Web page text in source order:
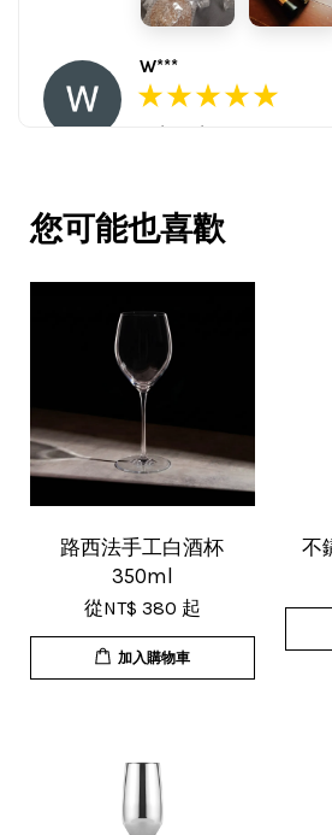
W***
16/Nov/2025 03:45 pm
這購買。希望賣家
V***
17/Nov/2025 11:05 am
超用心的包裝，非
謝賣家，價格超優
薦給大家！
U***
您可能也喜歡
路西法手工白酒杯
350ml
從NT$ 380 起
加入購物車
不